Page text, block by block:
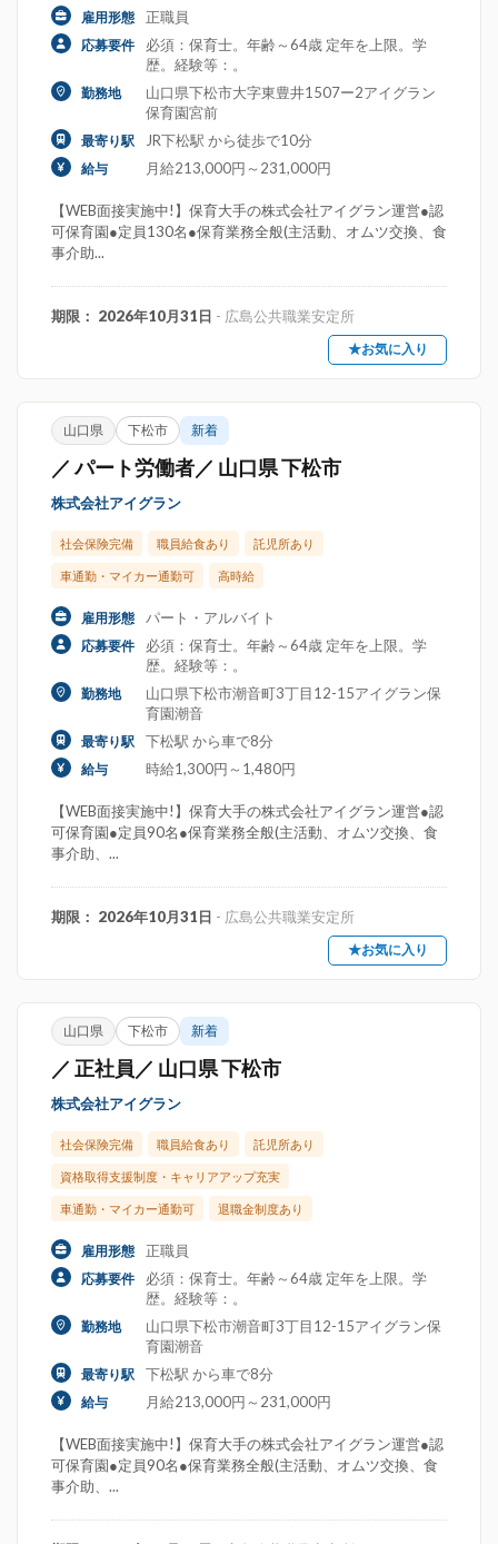
雇用形態 正職員
応募要件
必須：保育士。年齢～64歳 定年を上限。学
歴。経験等：。
勤務地
山口県下松市大字東豊井1507ー2アイグラン
保育園宮前
最寄り駅 JR下松駅 から徒歩で10分
給与 月給213,000円～231,000円
【WEB面接実施中!】保育大手の株式会社アイグラン運営●認
可保育園●定員130名●保育業務全般(主活動、オムツ交換、食
事介助...
期限： 2026年10月31日 - 広島公共職業安定所
★お気に入り
山口県 下松市 新着
／ パート労働者／ 山口県 下松市
株式会社アイグラン
社会保険完備 職員給食あり 託児所あり
車通勤・マイカー通勤可 高時給
雇用形態 パート・アルバイト
応募要件
必須：保育士。年齢～64歳 定年を上限。学
歴。経験等：。
勤務地
山口県下松市潮音町3丁目12-15アイグラン保
育園潮音
最寄り駅 下松駅 から車で8分
給与 時給1,300円～1,480円
【WEB面接実施中!】保育大手の株式会社アイグラン運営●認
可保育園●定員90名●保育業務全般(主活動、オムツ交換、食
事介助、...
期限： 2026年10月31日 - 広島公共職業安定所
★お気に入り
山口県 下松市 新着
／ 正社員／ 山口県 下松市
株式会社アイグラン
社会保険完備 職員給食あり 託児所あり
資格取得支援制度・キャリアアップ充実
車通勤・マイカー通勤可 退職金制度あり
雇用形態 正職員
応募要件
必須：保育士。年齢～64歳 定年を上限。学
歴。経験等：。
勤務地
山口県下松市潮音町3丁目12-15アイグラン保
育園潮音
最寄り駅 下松駅 から車で8分
給与 月給213,000円～231,000円
【WEB面接実施中!】保育大手の株式会社アイグラン運営●認
可保育園●定員90名●保育業務全般(主活動、オムツ交換、食
事介助、...